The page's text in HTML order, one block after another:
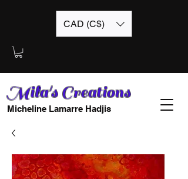
CAD (C$)
Mila's Creations
Micheline Lamarre Hadjis